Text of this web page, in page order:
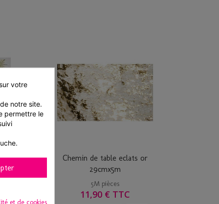
Chemin de table eclats or
29cmx5m
5M pièces
11,90 € TTC
votre
notre site.
permettre le
et de cookies